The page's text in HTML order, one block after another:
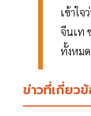
เข้าใจ
จีนเท
ทั้งหม
ข่าวที่เกี่ยว